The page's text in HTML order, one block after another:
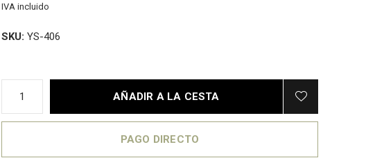
IVA incluido
SKU: YS-406
AÑADIR A LA CESTA
PAGO DIRECTO